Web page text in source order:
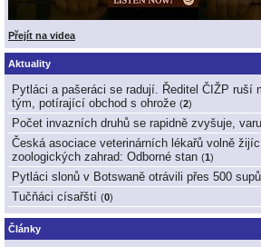
Přejít na videa
Aktuality
Pytláci a pašeráci se radují. Ředitel ČIŽP ruší
tým, potírající obchod s ohrože (2)
Počet invazních druhů se rapidně zvyšuje,
Česká asociace veterinárních lékařů volně
zoologických zahrad: Odborné stan (1 )
Pytláci slonů v Botswaně otrávili přes 500 supů
Tučňáci císařští (0)
Články